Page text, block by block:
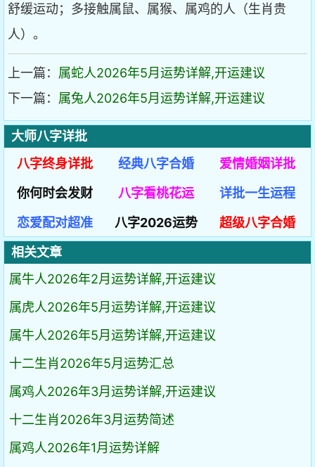
舒缓运动；多接触属鼠、属猴、属鸡的人（生肖贵
人）。
上一篇： 属蛇人2026年5月运势详解,开运建议
下一篇： 属兔人2026年5月运势详解,开运建议
大师八字详批
八字终身详批
经典八字合婚
爱情婚姻详批
你何时会发财
八字看桃花运
详批一生运程
恋爱配对超准
八字2026运势
超级八字合婚
相关文章
属牛人2026年2月运势详解,开运建议
属虎人2026年5月运势详解,开运建议
属牛人2026年5月运势详解,开运建议
十二生肖2026年5月运势汇总
属鸡人2026年3月运势详解,开运建议
十二生肖2026年3月运势简述
属鸡人2026年1月运势详解